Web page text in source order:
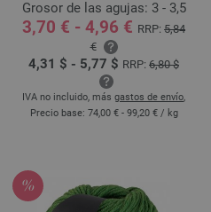
Grosor de las agujas: 3 - 3,5
3,70 € - 4,96 € RRP: 5,84
€
4,31 $ - 5,77 $ RRP: 6,80 $
IVA no incluido, más gastos de envío,
Precio base: 74,00 € - 99,20 € / kg